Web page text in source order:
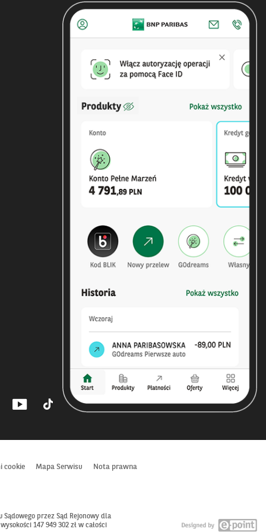
Paribas
Youtube
nowym
Paribas
Tiktok
nowym
cookie Mapa Serwisu Nota prawna
przez Sąd Rejonowy dla
147 949 302 zł w całości